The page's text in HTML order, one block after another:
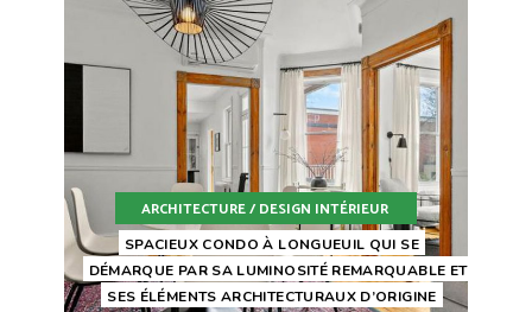
ARCHITECTURE / DESIGN INTÉRIEUR
SPACIEUX CONDO À LONGUEUIL QUI SE
DÉMARQUE PAR SA LUMINOSITÉ REMARQUABLE ET
SES ÉLÉMENTS ARCHITECTURAUX D’ORIGINE